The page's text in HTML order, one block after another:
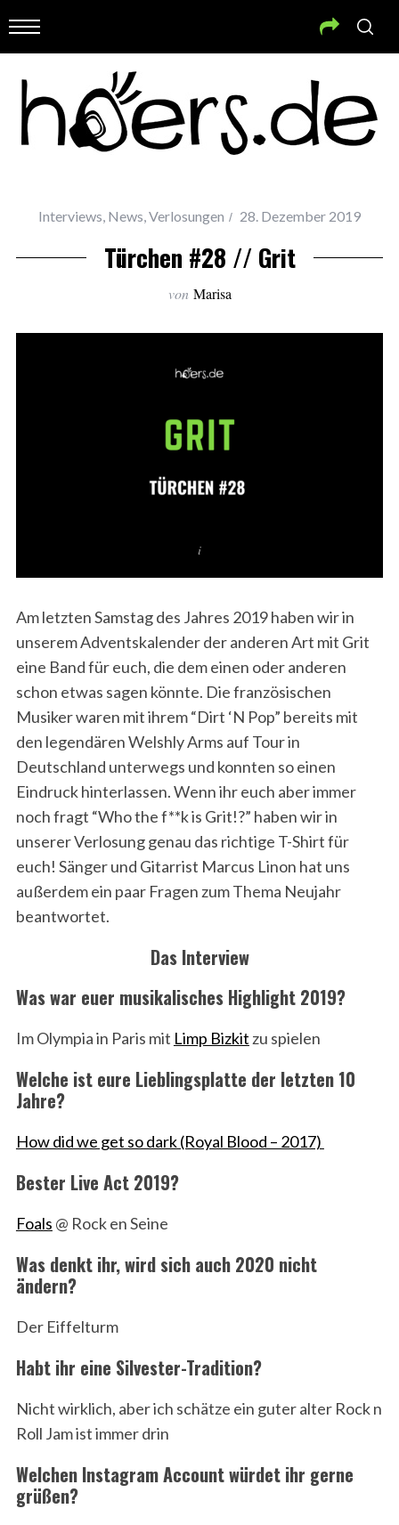
Interviews, News,Verlosungen 28. Dezember 2019
Türchen #28 // Grit
von Marisa
Am letzten Samstag des Jahres 2019 haben wir in
unserem Adventskalender der anderen Art mit Grit
eine Band für euch, die dem einen oder anderen
schon etwas sagen könnte. Die französischen
Musiker waren mit ihrem “Dirt ‘N Pop” bereits mit
den legendären Welshly Arms auf Tour in
Deutschland unterwegs und konnten so einen
Eindruck hinterlassen. Wenn ihr euch aber immer
noch fragt “Who the f**k is Grit!?” haben wir in
unserer Verlosung genau das richtige T-Shirt für
euch! Sänger und Gitarrist Marcus Linon hat uns
außerdem ein paar Fragen zum Thema Neujahr
beantwortet.
Das Interview
Was war euer musikalisches Highlight 2019?
Im Olympia in Paris mit Limp Bizkit zu spielen
Welche ist eure Lieblingsplatte der letzten 10
Jahre?
How did we get so dark (Royal Blood – 2017)
Bester Live Act 2019?
Foals @ Rock en Seine
Was denkt ihr, wird sich auch 2020 nicht
ändern?
Der Eiffelturm
Habt ihr eine Silvester-Tradition?
Nicht wirklich, aber ich schätze ein guter alter Rock n
Roll Jam ist immer drin
Welchen Instagram Account würdet ihr gerne
grüßen?